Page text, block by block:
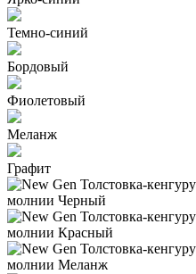
Темно-синий
Бордовый
Фиолетовый
Меланж
Графит